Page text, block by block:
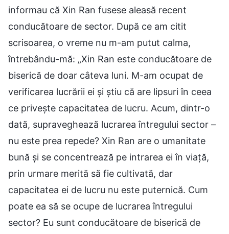
informau că Xin Ran fusese aleasă recent
conducătoare de sector. După ce am citit
scrisoarea, o vreme nu m-am putut calma,
întrebându-mă: „Xin Ran este conducătoare de
biserică de doar câteva luni. M-am ocupat de
verificarea lucrării ei și știu că are lipsuri în ceea
ce privește capacitatea de lucru. Acum, dintr-o
dată, supraveghează lucrarea întregului sector –
nu este prea repede? Xin Ran are o umanitate
bună și se concentrează pe intrarea ei în viață,
prin urmare merită să fie cultivată, dar
capacitatea ei de lucru nu este puternică. Cum
poate ea să se ocupe de lucrarea întregului
sector? Eu sunt conducătoare de biserică de